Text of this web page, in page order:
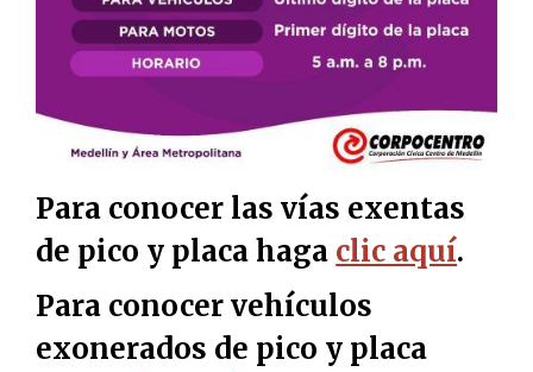
Para conocer las vías exentas
de pico y placa haga clic aquí.
Para conocer vehículos
exonerados de pico y placa